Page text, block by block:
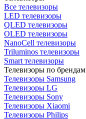
Все телевизоры
LED телевизоры
QLED телевизоры
OLED телевизоры
NanoCell телевизоры
Triluminos телевизоры
Smart телевизоры
Телевизоры по брендам
Телевизоры Samsung
Телевизоры LG
Телевизоры Sony
Телевизоры Xiaomi
Телевизоры Philips